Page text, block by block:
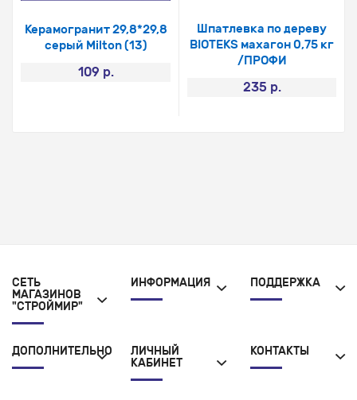
Керамогранит 29,8*29,8
серый Milton (13)
109 р.
Шпатлевка по дереву
BIOTEKS махагон 0,75 кг
/ПРОФИ
235 р.
СЕТЬ
МАГАЗИНОВ
"СТРОЙМИР"
ИНФОРМАЦИЯ ПОДДЕРЖКА
ДОПОЛНИТЕЛЬНО
ЛИЧНЫЙ
КАБИНЕТ
КОНТАКТЫ